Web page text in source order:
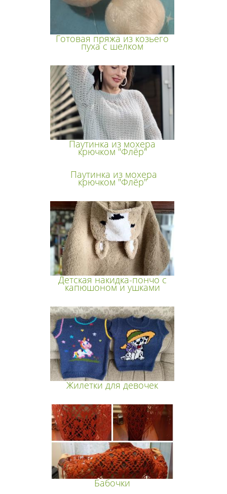
Готовая пряжа из козьего
пуха с шелком
Паутинка из мохера
крючком "Флёр"
Паутинка из мохера
крючком "Флёр"
Детская накидка-пончо с
капюшоном и ушками
Жилетки для девочек
Бабочки